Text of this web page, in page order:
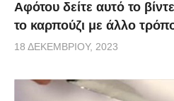
Αφότου δείτε αυτό το
το καρπούζι με άλλο
18 ΔΕΚΕΜΒΡΊΟΥ, 2023